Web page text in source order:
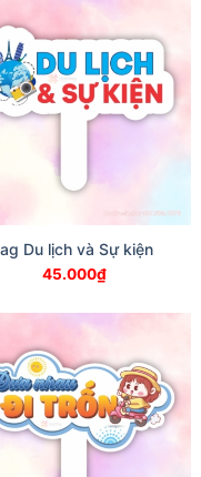
Du lịch và Sự kiện
45.000₫